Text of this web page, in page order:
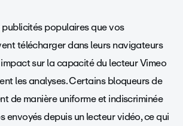
populaires que vos
télécharger dans leurs navigateurs
sur la capacité du lecteur Vimeo
les analyses. Certains bloqueurs de
de manière uniforme et indiscriminée
envoyés depuis un lecteur vidéo, ce qui